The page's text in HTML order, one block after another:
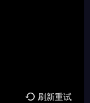
刷新重试